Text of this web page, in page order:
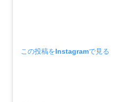
この投稿をInstagramで見る